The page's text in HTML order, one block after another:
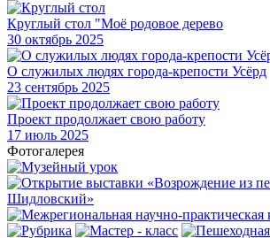
Круглый стол "Моё родовое дерево
30 октябрь 2025
О служилых людях города-крепости Усёрд
23 сентябрь 2025
Проект продолжает свою работу
17 июль 2025
Фотогалерея